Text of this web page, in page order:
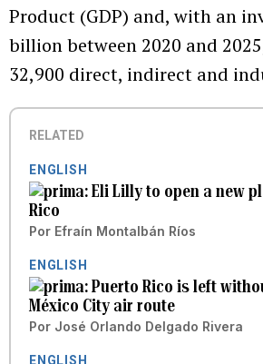
Product (GDP) and, with an
billion between 2020 and
32,900 direct, indirect and
RELATED
ENGLISH
Eli Lilly to open a new
Rico
Por Efraín Montalbán Ríos
ENGLISH
Puerto Rico is left
México City air route
Por José Orlando Delgado Rivera
ENGLISH